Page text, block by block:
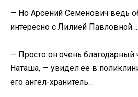
— Но Арсений Семенович ведь
интересно с Лилией Павловной…
— Просто он очень благодарный
Наташа, — увидел ее в
его ангел-хранитель…